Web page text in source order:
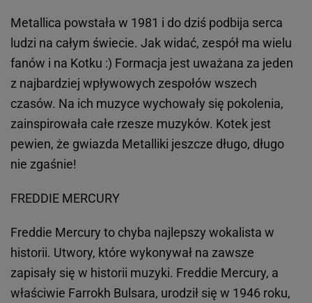
Metallica powstała w 1981 i do dziś podbija serca
ludzi na całym świecie. Jak widać, zespół ma wielu
fanów i na Kotku :) Formacja jest uważana za jeden
z najbardziej wpływowych zespołów wszech
czasów. Na ich muzyce wychowały się pokolenia,
zainspirowała całe rzesze muzyków. Kotek jest
pewien, że gwiazda Metalliki jeszcze długo, długo
nie zgaśnie!
FREDDIE MERCURY
Freddie Mercury to chyba najlepszy wokalista w
historii. Utwory, które wykonywał na zawsze
zapisały się w historii muzyki. Freddie Mercury, a
właściwie Farrokh Bulsara, urodził się w 1946 roku,